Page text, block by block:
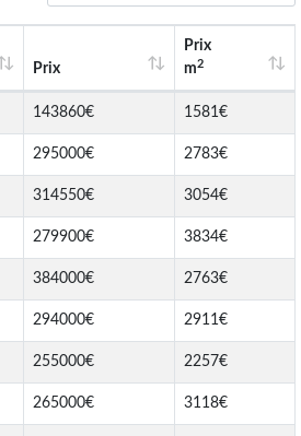
Prix
Prix
m2
143860€ 1581€
295000€ 2783€
314550€ 3054€
279900€ 3834€
384000€ 2763€
294000€ 2911€
255000€ 2257€
265000€ 3118€